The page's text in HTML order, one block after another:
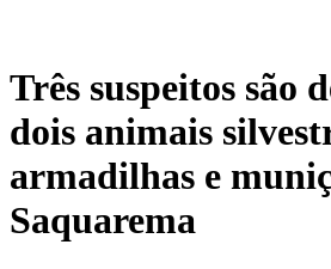
Três suspeitos são
dois animais
armadilhas e
Saquarema